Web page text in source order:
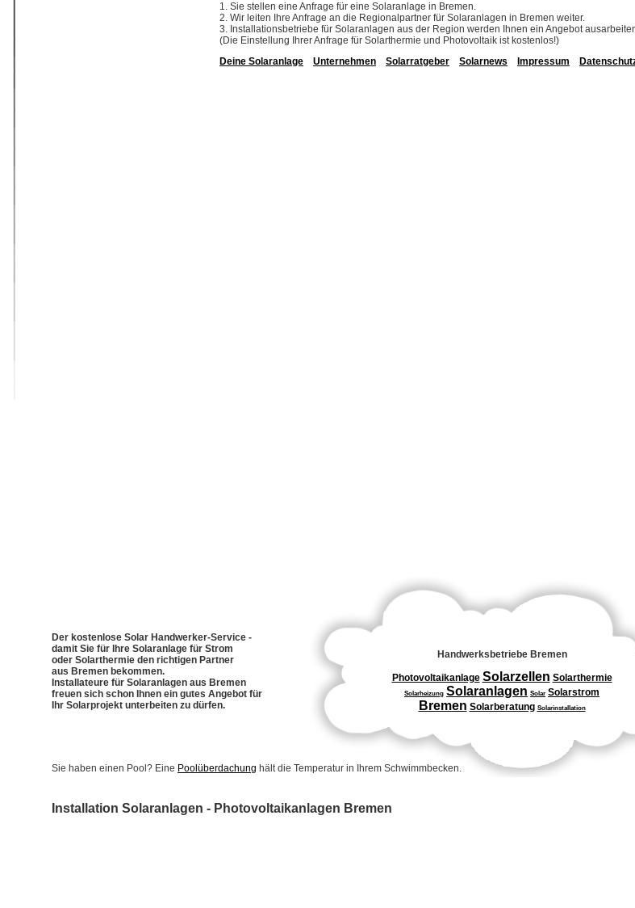
1. Sie stellen eine Anfrage für eine Solaranlage in Bremen.
2. Wir leiten Ihre Anfrage an die Regionalpartner für Solaranlagen in Bremen weiter.
3. Installationsbetriebe für Solaranlagen aus der Region werden Ihnen ein Angebot
(Die Einstellung Ihrer Anfrage für Solarthermie und Photovoltaik ist kostenlos!)
Deine Solaranlage
Unternehmen Solarratgeber Solarnews Impressum
Der kostenlose Solar Handwerker-Service -
damit Sie für Ihre Solaranlage für Strom
oder Solarthermie den richtigen Partner
aus Bremen bekommen.
Installateure für Solaranlagen aus Bremen
freuen sich schon Ihnen ein gutes Angebot für
Ihr Solarprojekt unterbeiten zu dürfen.
Handwerksbetriebe Bremen
Photovoltaikanlage Solarzellen Solarthermie
Solarheizung Solaranlagen Solar Solarstrom
Bremen Solarberatung Solarinstallation
Sie haben einen Pool? Eine Poolüberdachung hält die Temperatur in Ihrem Schwimmbecken.
Installation Solaranlagen - Photovoltaikanlagen Bremen